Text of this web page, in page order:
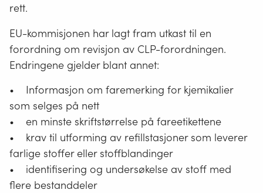
rett.
EU-kommisjonen har lagt fram utkast til en
forordning om revisjon av CLP-forordningen.
Endringene gjelder blant annet:
• Informasjon om faremerking for kjemikalier
som selges på nett
• en minste skriftstørrelse på fareetikettene
• krav til utforming av refillstasjoner som leverer
farlige stoffer eller stoffblandinger
• identifisering og undersøkelse av stoff med
flere bestanddeler